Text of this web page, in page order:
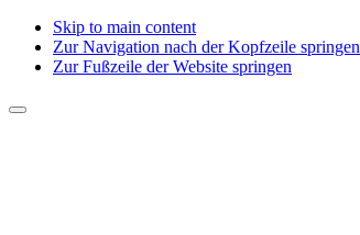
Skip to main content
Zur Navigation nach der Kopfzeile springen
Zur Fußzeile der Website springen
Menü